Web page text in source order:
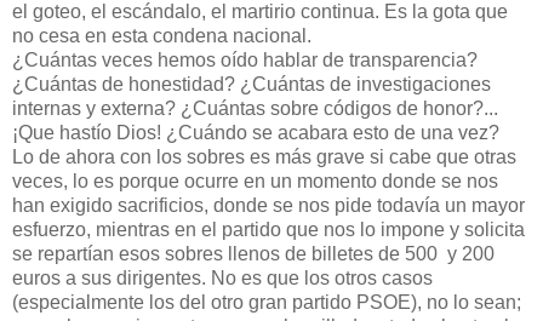
el goteo, el escándalo, el martirio continua. Es la gota que
no cesa en esta condena nacional.
¿Cuántas veces hemos oído hablar de transparencia?
¿Cuántas de honestidad? ¿Cuántas de investigaciones
internas y externa? ¿Cuántas sobre códigos de honor?...
¡Que hastío Dios! ¿Cuándo se acabara esto de una vez?
Lo de ahora con los sobres es más grave si cabe que otras
veces, lo es porque ocurre en un momento donde se nos
han exigido sacrificios, donde se nos pide todavía un mayor
esfuerzo, mientras en el partido que nos lo impone y solicita
se repartían esos sobres llenos de billetes de 500 y 200
euros a sus dirigentes. No es que los otros casos
(especialmente los del otro gran partido PSOE), no lo sean;